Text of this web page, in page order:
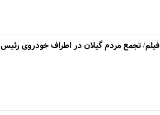
فیلم/ تجمع مردم گیلان در اطراف خودروی